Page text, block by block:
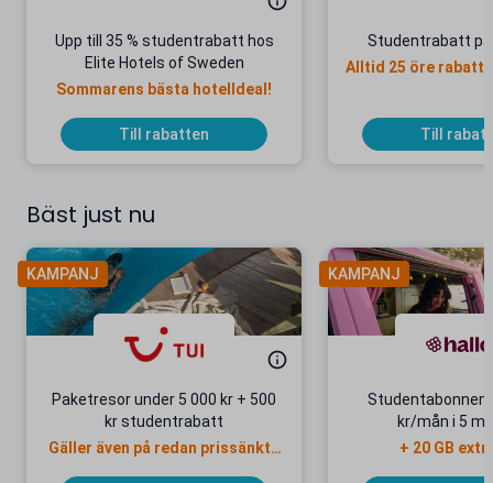
Upp till 35 % studentrabatt hos
Elite Hotels of Sweden
Sommarens bästa hotelldeal!
Till rabatten
Studentrabatt på
Alltid 25 öre
Till
Bäst just nu
KAMPANJ
Paketresor under 5 000 kr + 500
kr studentrabatt
Gäller även på redan prissänkta
KAMPANJ
kr/mån i 5
+ 20 GB